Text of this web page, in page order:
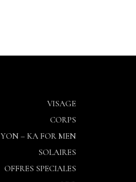
VISAGE
CORPS
YON – KA FOR MEN
SOLAIRES
OFFRES SPECIALES